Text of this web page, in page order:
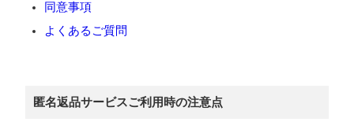
同意事項
よくあるご質問
匿名返品サービスご利用時の注意点